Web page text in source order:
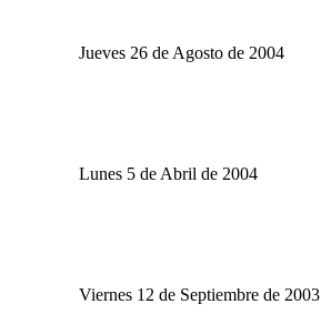
Jueves 26 de Agosto de 2004
Lunes 5 de Abril de 2004
Viernes 12 de Septiembre de 2003